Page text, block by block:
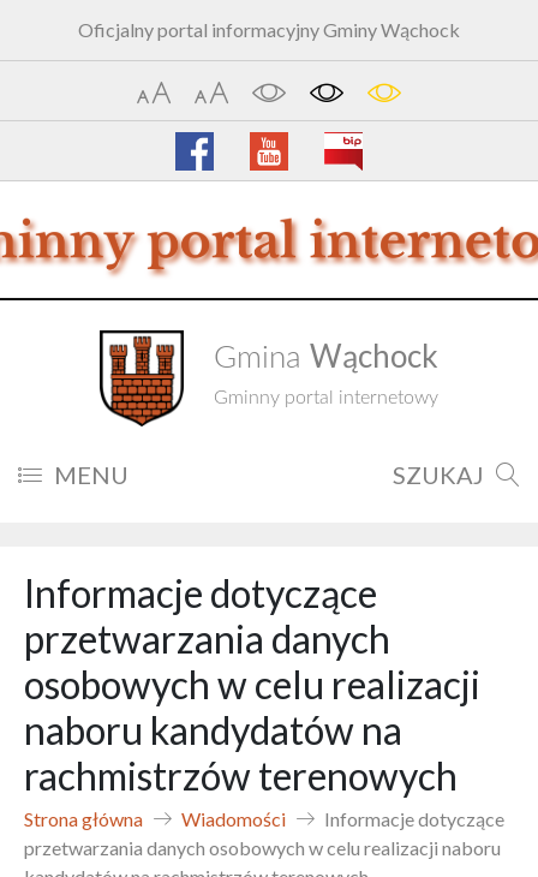
Oficjalny portal informacyjny Gminy Wąchock
Gmina Wąchock
Gminny portal internetowy
MENU SZUKAJ
Informacje dotyczące
przetwarzania danych
osobowych w celu realizacji
naboru kandydatów na
rachmistrzów terenowych
Strona główna Wiadomości
Informacje dotyczące
przetwarzania danych osobowych w celu realizacji naboru